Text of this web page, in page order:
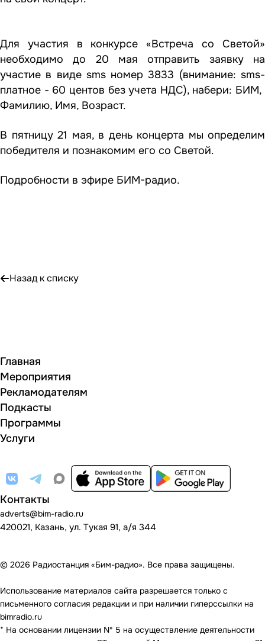
Для участия в конкурсе «Встреча со Светой»
необходимо до 20 мая отправить заявку на
участие в виде sms номер 3833 (внимание: sms-
платное - 60 центов без учета НДС), набери: БИМ,
Фамилию, Имя, Возраст.
В пятницу 21 мая, в день концерта мы определим
победителя и познакомим его со Светой.
Подробности в эфире БИМ-радио.
Назад к списку
Главная
Мероприятия
Рекламодателям
Подкасты
Программы
Услуги
Контакты
adverts@bim-radio.ru
420021, Казань, ул. Тукая 91, а/я 344
© 2026 Радиостанция «Бим-радио». Все права защищены.
Использование материалов сайта разрешается только с
письменного согласия редакции и при наличии гиперссылки на
bimradio.ru
* На основании лицензии Nº 5 на осуществление деятельности